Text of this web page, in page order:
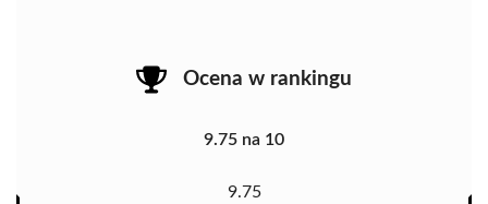
Ocena w rankingu
9.75 na 10
9.75